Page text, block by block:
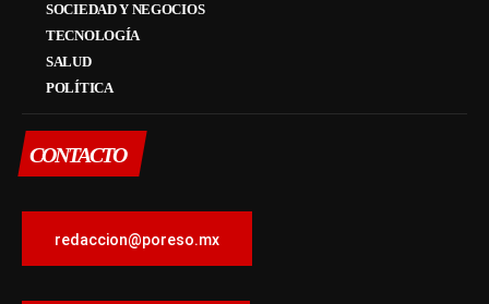
SOCIEDAD Y NEGOCIOS
TECNOLOGÍA
SALUD
POLÍTICA
CONTACTO
redaccion@poreso.mx